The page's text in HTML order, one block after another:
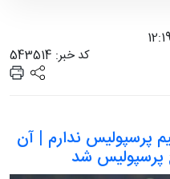
کد خبر: 543514
پرسپولیس ندارم | آن
پرسپولیس شد